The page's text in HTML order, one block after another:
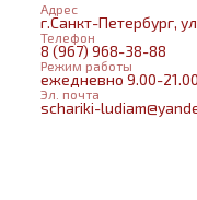
Адрес
г.Санкт-Петербург,
Телефон
8 (967) 968-38-88
Режим работы
ежедневно 9.00-21.00
Эл. почта
schariki-